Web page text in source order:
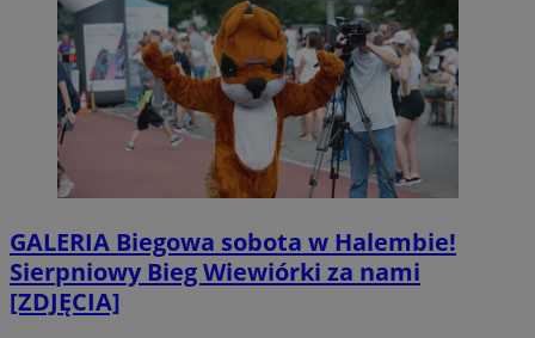
GALERIA Biegowa sobota w Halembie!
Sierpniowy Bieg Wiewiórki za nami
[ZDJĘCIA]